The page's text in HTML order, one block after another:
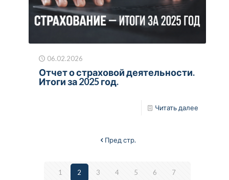
06.02.2026
Отчет о страховой деятельности.
Итоги за 2025 год.
Читать далее
Пред стр.
1 2 3 4 5 6 7